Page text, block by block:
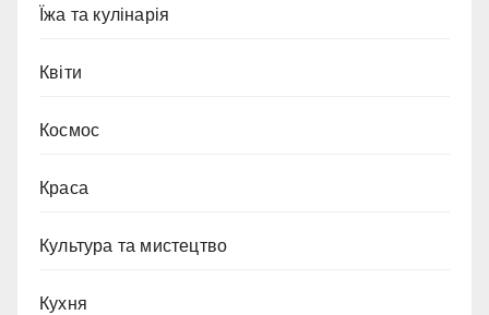
Їжа та кулінарія
Квіти
Космос
Краса
Культура та мистецтво
Кухня